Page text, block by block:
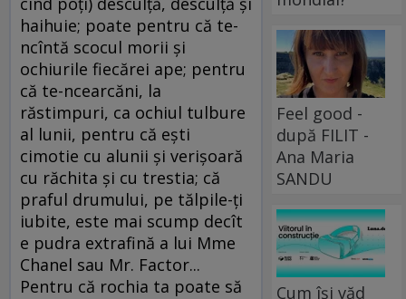
haihuie; poate pentru că te-
ncîntă scocul morii şi
ochiurile fiecărei ape; pentru
că te-ncearcăni, la
răstimpuri, ca ochiul tulbure
al lunii, pentru că eşti
cimotie cu alunii şi verişoară
cu răchita şi cu trestia; că
praful drumului, pe tălpile-ţi
iubite, este mai scump decît
e pudra extrafină a lui Mme
Chanel sau Mr. Factor...
Pentru că rochia ta poate să
Feel good -
după FILIT -
Ana Maria
SANDU
Cum își văd